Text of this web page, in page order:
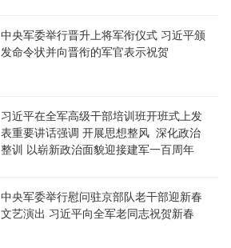
中央军委举行晋升上将军衔仪式 习近平颁
发命令状并向晋衔的军官表示祝贺
习近平在全军高级干部培训班开班式上发
表重要讲话强调 开展思想整风 深化政治
整训 以崭新政治面貌迎接建军一百周年
中央军委举行慰问驻京部队老干部迎新春
文艺演出 习近平向全军老同志祝贺新春